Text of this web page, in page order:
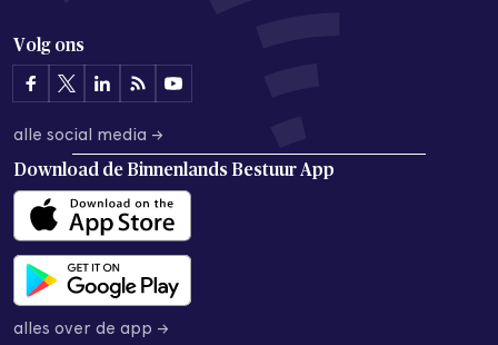
Volg ons
alle social media →
Download de Binnenlands Bestuur App
alles over de app →